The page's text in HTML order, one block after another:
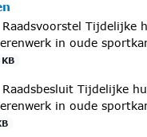
Raadsvoorstel Tijdelijke
in oude
Raadsbesluit Tijdelijke
in oude